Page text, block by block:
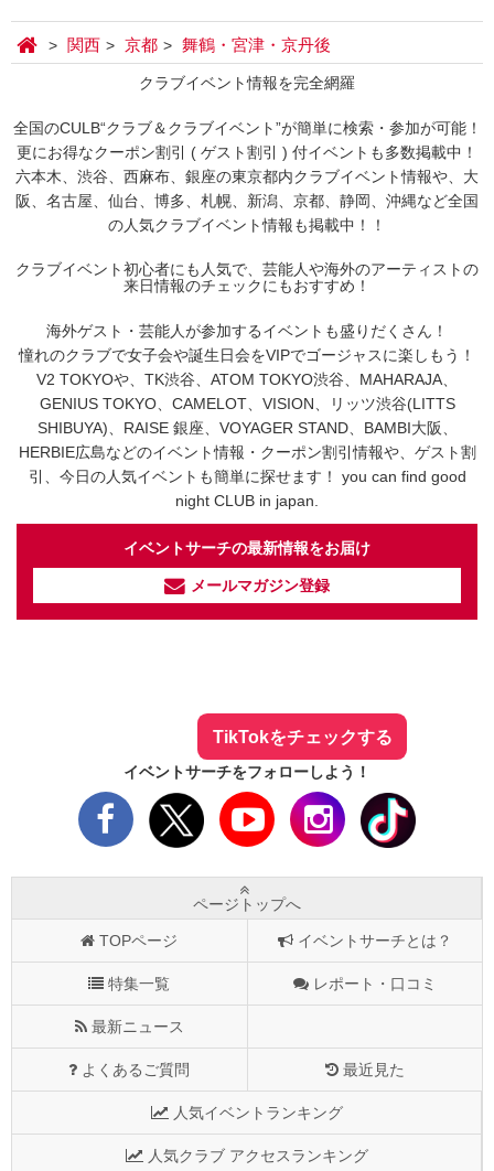
関西 京都 舞鶴・宮津・京丹後
クラブイベント情報を完全網羅
全国のCULB“クラブ＆クラブイベント”が簡単に検索・参加が可能！
更にお得なクーポン割引 ( ゲスト割引 ) 付イベントも多数掲載中！
六本木、渋谷、西麻布、銀座の東京都内クラブイベント情報や、大
阪、名古屋、仙台、博多、札幌、新潟、京都、静岡、沖縄など全国
の人気クラブイベント情報も掲載中！！
クラブイベント初心者にも人気で、芸能人や海外のアーティストの
来日情報のチェックにもおすすめ！
海外ゲスト・芸能人が参加するイベントも盛りだくさん！
憧れのクラブで女子会や誕生日会をVIPでゴージャスに楽しもう！
V2 TOKYOや、TK渋谷、ATOM TOKYO渋谷、MAHARAJA、
GENIUS TOKYO、CAMELOT、VISION、リッツ渋谷(LITTS
SHIBUYA)、RAISE 銀座、VOYAGER STAND、BAMBI大阪、
HERBIE広島などのイベント情報・クーポン割引情報や、ゲスト割
引、今日の人気イベントも簡単に探せます！ you can find good
night CLUB in japan.
イベントサーチの最新情報をお届け
メールマガジン登録
TikTokをチェックする
イベントサーチをフォローしよう！
ページトップへ
TOPページ イベントサーチとは？
特集一覧 レポート・口コミ
最新ニュース
よくあるご質問 最近見た
人気イベントランキング
人気クラブ アクセスランキング